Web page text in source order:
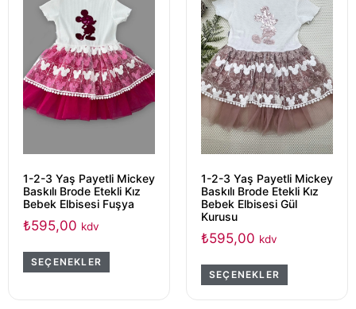
1-2-3 Yaş Payetli Mickey
Baskılı Brode Etekli Kız
Bebek Elbisesi Fuşya
₺595,00 kdv
SEÇENEKLER
1-2-3 Yaş Payetli Mickey
Baskılı Brode Etekli Kız
Bebek Elbisesi Gül
Kurusu
₺595,00 kdv
SEÇENEKLER